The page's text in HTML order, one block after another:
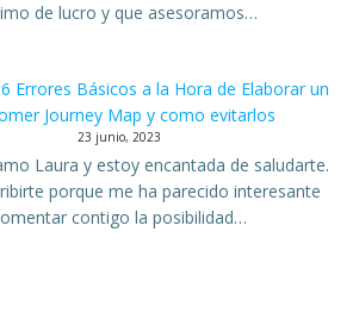
de lucro y que asesoramos…
Errores Básicos a la Hora de Elaborar un
Journey Map y como evitarlos
23 junio, 2023
Laura y estoy encantada de saludarte.
porque me ha parecido interesante
contigo la posibilidad…